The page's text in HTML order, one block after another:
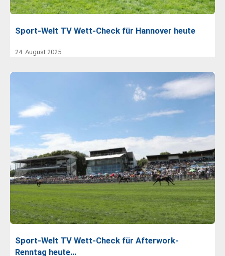
Sport-Welt TV Wett-Check für Hannover heute
24. August 2025
Sport-Welt TV Wett-Check für Afterwork-
Renntag heute…